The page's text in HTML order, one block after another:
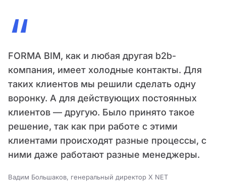
“
FORMA BIM, как и любая другая b2b-
компания, имеет холодные контакты. Для
таких клиентов мы решили сделать одну
воронку. А для действующих постоянных
клиентов — другую. Было принято такое
решение, так как при работе с этими
клиентами происходят разные процессы, с
ними даже работают разные менеджеры.
Вадим Большаков, генеральный директор X NET